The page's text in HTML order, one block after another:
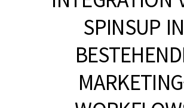
SPINSUP IN